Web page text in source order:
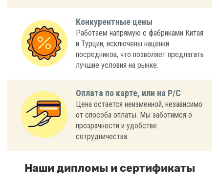
Конкурентные цены
Работаем напрямую с фабриками Китая
и Турции, исключены наценки
посредников, что позволяет предлагать
лучшие условия на рынке.
Оплата по карте, или на Р/С
Цена остается неизменной, независимо
от способа оплаты. Мы заботимся о
прозрачности и удобстве
сотрудничества.
Наши дипломы и сертификаты